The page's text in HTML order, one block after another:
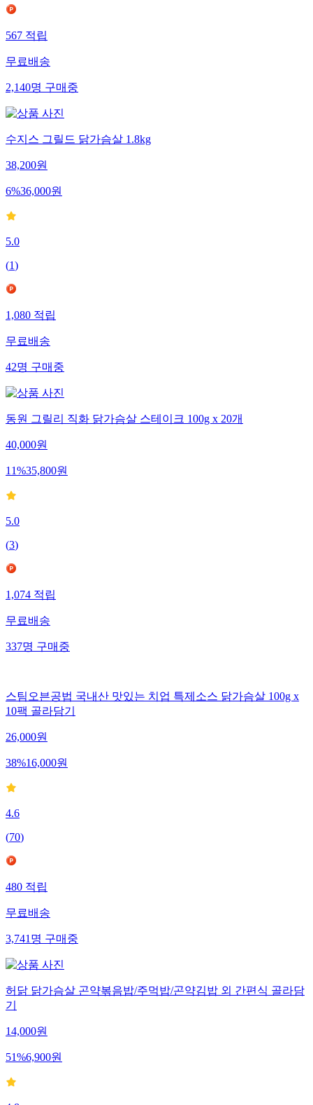
567적립
무료배송
2,140명구매중
수지스 그릴드 닭가슴살 1.8kg
38,200원
6%36,000원
5.0
(1)
1,080적립
무료배송
42명구매중
동원 그릴리 직화 닭가슴살 스테이크 100g x 20개
40,000원
11%35,800원
5.0
(3)
1,074적립
무료배송
337명구매중
스팀오븐공법 국내산 맛있는 치업 특제소스 닭가슴살 100g x
10팩 골라담기
26,000원
38%16,000원
4.6
(70)
480적립
무료배송
3,741명구매중
허닭 닭가슴살 곤약볶음밥/주먹밥/곤약김밥 외 간편식 골라담
기
14,000원
51%6,900원